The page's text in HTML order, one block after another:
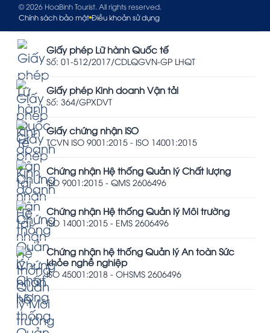
© 2026 HoaBinh Tourist. All rights reserved.
Chính sách bảo mật Điều khoản sử dụng
Giấy phép Lữ hành Quốc tế
Số: 01-512/2017/CDLQGVN-GP LHQT
Giấy phép Kinh doanh Vận tải
Số: 364/GPXDVT
Giấy chứng nhận ISO
TCVN ISO 9001:2015 - ISO 14001:2015
Chứng nhận Hệ thống Quản lý Chất lượng
ISO 9001:2015 - QMS 2606496
Chứng nhận Hệ thống Quản lý Môi trường
ISO 14001:2015 - EMS 2606496
Chứng nhận hệ thống Quản lý An toàn Sức
khỏe nghề nghiệp
ISO 45001:2018 - OHSMS 2606496